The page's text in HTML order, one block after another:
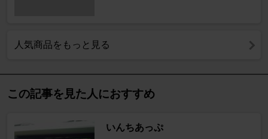
人気商品をもっと見る
この記事を見た人におすすめ
いんちあっぷ